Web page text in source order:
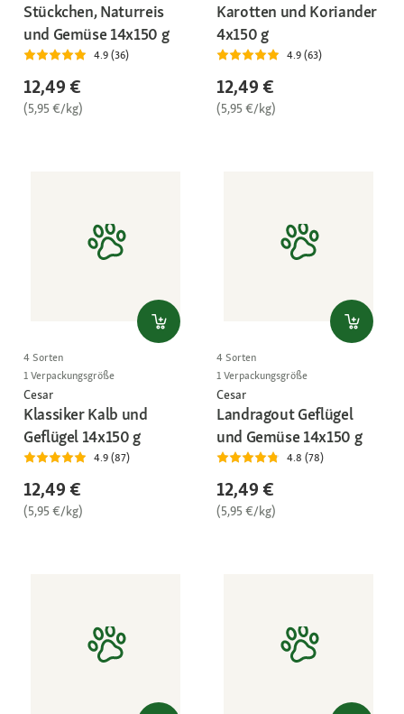
Stückchen, Naturreis
und Gemüse 14x150 g
4.9 (36)
12,49 €
(5,95 €/kg)
Karotten und Koriander
4x150 g
4.9 (63)
12,49 €
(5,95 €/kg)
4 Sorten
1 Verpackungsgröße
Cesar
Klassiker Kalb und
Geflügel 14x150 g
4.9 (87)
12,49 €
(5,95 €/kg)
4 Sorten
1 Verpackungsgröße
Cesar
Landragout Geflügel
und Gemüse 14x150 g
4.8 (78)
12,49 €
(5,95 €/kg)